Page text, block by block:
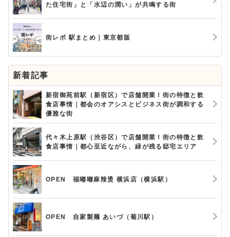
た住宅街」と「水辺の潤い」が共鳴する街
街レポ 駅まとめ｜東京都版
新着記事
新宿御苑前駅（新宿区）で店舗開業！街の特徴と飲
食店事情｜都会のオアシスとビジネス街が調和する
優雅な街
代々木上原駅（渋谷区）で店舗開業！街の特徴と飲
食店事情｜都心至近ながら、緑が残る邸宅エリア
OPEN 福嘟嘟麻辣烫 横浜店（横浜駅）
OPEN 自家製麺 あいづ（菊川駅）